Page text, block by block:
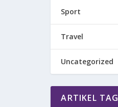
Sport
Travel
Uncategorized
ARTIKEL TAG